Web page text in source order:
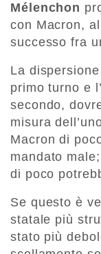
Mélenchon
con Macron,
successo fra
La
primo turno e
secondo,
misura
Macron di
mandato
di poco
Se questo è
statale più
stato più